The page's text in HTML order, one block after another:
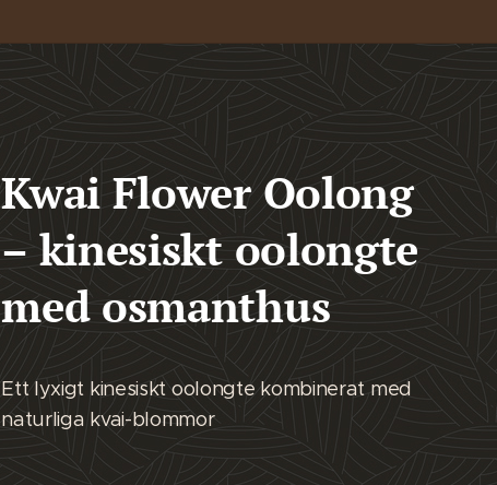
Kwai Flower Oolong
– kinesiskt oolongte
med osmanthus
Ett lyxigt kinesiskt oolongte kombinerat med
naturliga kvai-blommor